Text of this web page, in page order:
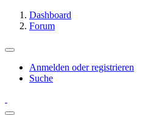
Dashboard
Forum
Anmelden oder registrieren
Suche